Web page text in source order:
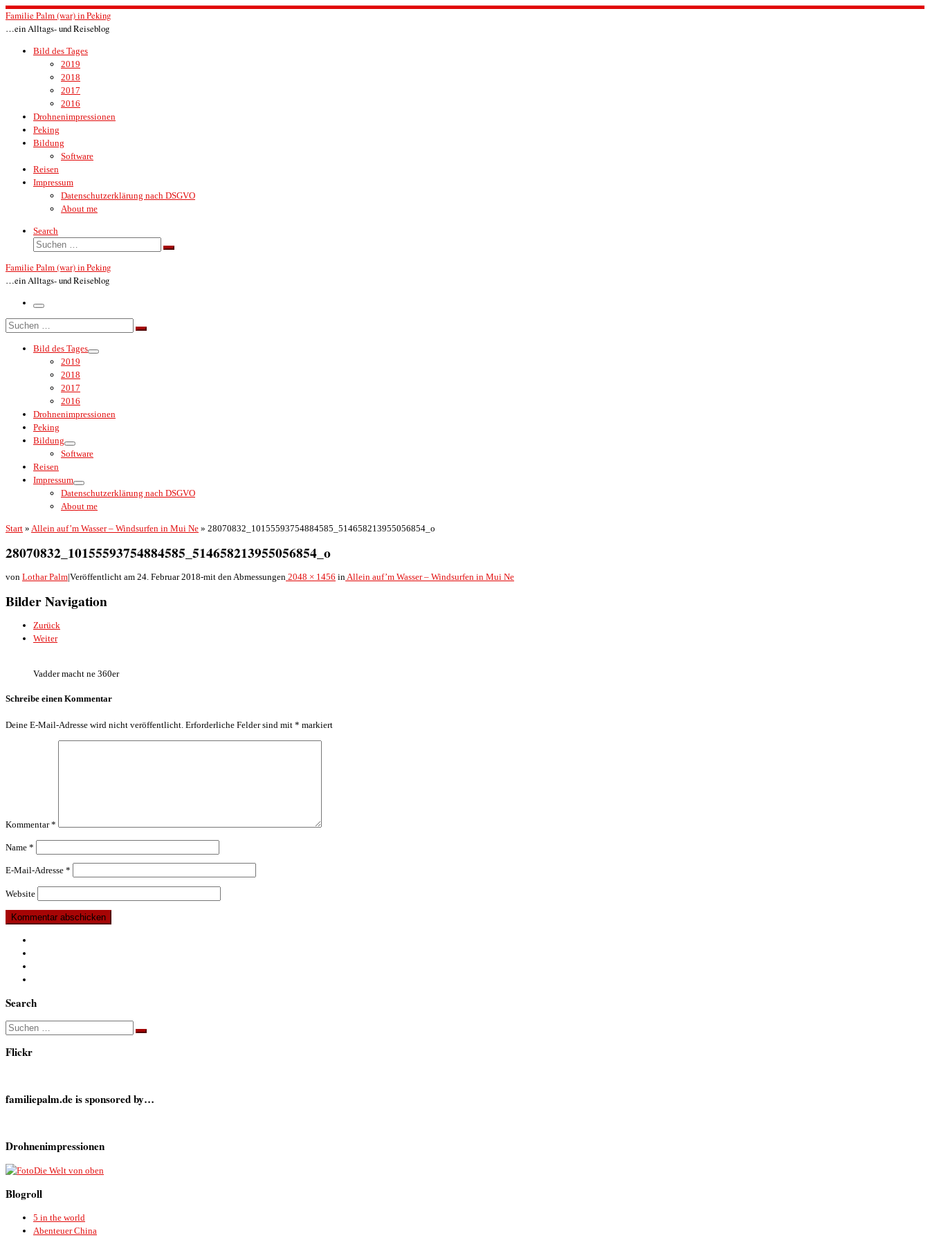
Zum
Inhalt
Familie Palm (war) in Peking
…ein Alltags- und Reiseblog
Bild des Tages
2019
2018
2017
2016
Drohnenimpressionen
Peking
Bildung
Software
Reisen
Impressum
Datenschutzerklärung nach DSGVO
About me
Search
Suche
Suchen …
Familie Palm (war) in Peking
…ein Alltags- und Reiseblog
Menü
Suche
Suchen …
Bild des Tages
2019
2018
2017
2016
Drohnenimpressionen
Peking
Bildung
Software
Reisen
Impressum
Datenschutzerklärung nach DSGVO
About me
Start » Allein auf’m Wasser – Windsurfen in Mui Ne » 28070832_10155593754884585_514658213955056854_o
28070832_10155593754884585_514658213955056854_o
von Lothar Palm|Veröffentlicht am 24. Februar 2018-mit den Abmessungen 2048 × 1456 in Allein auf’m Wasser – Windsurfen in Mui Ne
Bilder Navigation
Zurück
Weiter
Vadder macht ne 360er
Schreibe einen Kommentar
Deine E-Mail-Adresse wird nicht veröffentlicht. Erforderliche Felder sind mit * markiert
Kommentar*
Name *
E-Mail-Adresse *
Website
Search
Suche
Suchen …
Flickr
familiepalm.de is sponsored by…
Drohnenimpressionen
Die Welt von oben
Blogroll
5 in the world
Abenteuer China